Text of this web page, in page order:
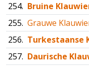
254. Bruine
255. Grauwe
256. Turkestaanse
257. Daurische